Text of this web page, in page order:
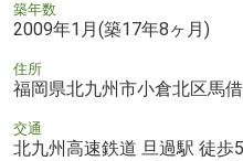
築年数
2009年1月(築17年8ヶ月)
住所
福岡県北九州市小倉北区馬
交通
北九州高速鉄道 旦過駅 徒歩